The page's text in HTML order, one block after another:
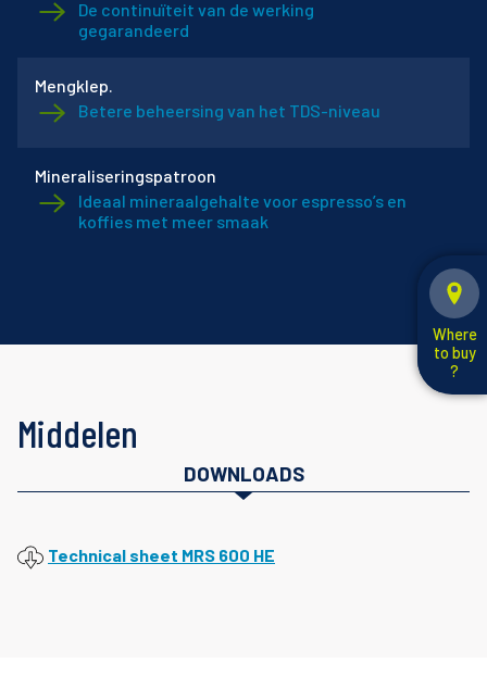
De continuïteit van de werking
gegarandeerd
Mengklep.
Betere beheersing van het TDS-niveau
Mineraliseringspatroon
Ideaal mineraalgehalte voor espresso’s en
koffies met meer smaak
Middelen
DOWNLOADS
Technical sheet MRS 600 HE
Where
to buy
?